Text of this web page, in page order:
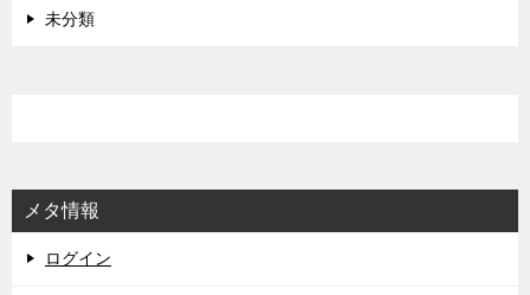
未分類
メタ情報
ログイン